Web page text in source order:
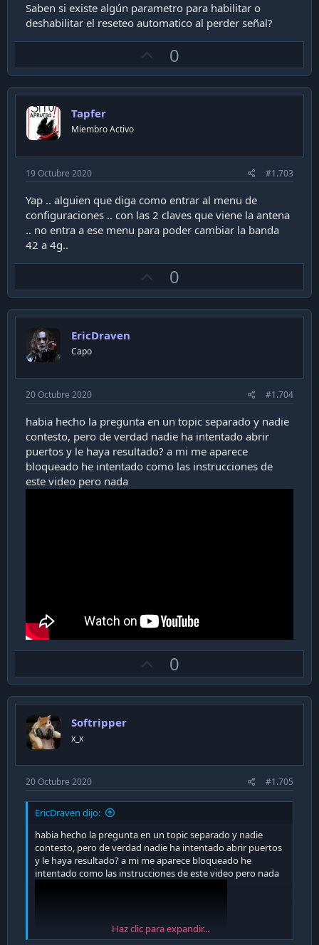
Saben si existe algún parametro para habilitar o
deshabilitar el reseteo automatico al perder señal?
p
v
0
Tapfer
Miembro Activo
19 Octubre 2020 #1.703
Yap .. alguien que diga como entrar al menu de
configuraciones .. con las 2 claves que viene la antena
.. no entra a ese menu para poder cambiar la banda
42 a 4g..
p
v
0
EricDraven
Capo
20 Octubre 2020 #1.704
habia hecho la pregunta en un topic separado y nadie
contesto, pero de verdad nadie ha intentado abrir
puertos y le haya resultado? a mi me aparece
bloqueado he intentado como las instrucciones de
este video pero nada
p
v
0
Softripper
x_x
20 Octubre 2020 #1.705
EricDraven dijo:
habia hecho la pregunta en un topic separado y nadie
contesto, pero de verdad nadie ha intentado abrir puertos
y le haya resultado? a mi me aparece bloqueado he
intentado como las instrucciones de este video pero nada
Haz clic para expandir...